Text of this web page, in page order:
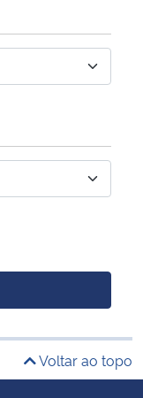
Voltar ao topo